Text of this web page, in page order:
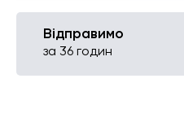
Відправимо
за 36 годин